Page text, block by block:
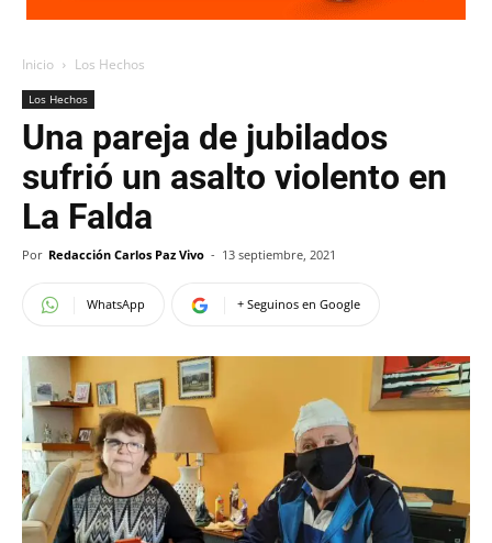
Inicio Los Hechos
Los Hechos
Una pareja de jubilados
sufrió un asalto violento en
La Falda
Por Redacción Carlos Paz Vivo - 13 septiembre, 2021
WhatsApp + Seguinos en Google